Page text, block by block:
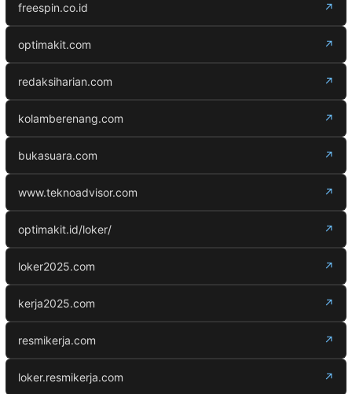
freespin.co.id ↗
optimakit.com ↗
redaksiharian.com ↗
kolamberenang.com ↗
bukasuara.com ↗
www.teknoadvisor.com ↗
optimakit.id/loker/ ↗
loker2025.com ↗
kerja2025.com ↗
resmikerja.com ↗
loker.resmikerja.com ↗